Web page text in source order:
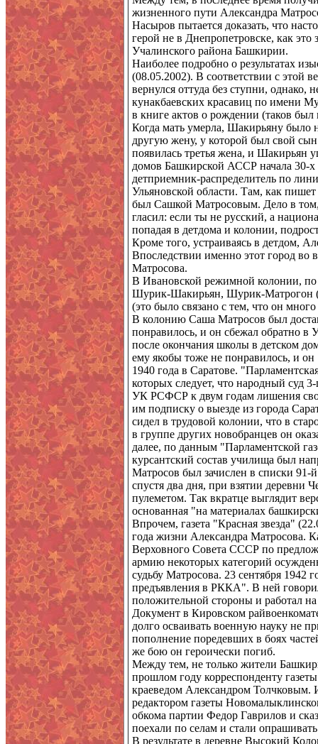
жизненного пути Александра
Насыров пытается доказать, что
герой не в Днепропетровске, как
Учалинского района Башкирии.
Наиболее подробно о результатах
(08.05.2002). В соответствии с этой
вернулся оттуда без ступни,
кунакбаевских красавиц по имени
в книге актов о рождении (таков
Когда мать умерла, Шакирьяну было
другую жену, у которой был свой
появилась третья жена, и Шакирьян
домов Башкирской АССР начала 30-
детприемник-распределитель по
Ульяновской области. Там, как
был Сашкой Матросовым. Дело в том,
гласил: если ты не русский, а
попадая в детдома и колонии,
Кроме того, устраиваясь в детдом,
Впоследствии именно этот город во
Матросова.
В Ивановской режимной колонии, по
Шурик-Шакирьян, Шурик-Матрогон
(это было связано с тем, что он
В колонию Саша Матросов был
понравилось, и он сбежал обратно в
после окончания школы в детском
ему якобы тоже не понравилось, и
1940 года в Саратове.
которых следует, что народный суд
УК РСФСР к двум годам лишения
им подписку о выезде из города
сидел в трудовой колонии, что в
в группе других новобранцев он
далее, по данным "Парламентской
курсантский состав училища был
Матросов был зачислен в списки
спустя два дня, при взятии деревни
пулеметом. Так вкратце выглядит
основанная "на материалах
Впрочем, газета "Красная звезда"
года жизни Александра Матросова.
Верховного Совета СССР по
армию некоторых категорий
судьбу Матросова. 23 сентября 1942
предъявления в РККА". В ней
положительной стороны и работал
Документ в Кировском
долго осваивать военную науку не
пополнение поредевших в боях
же бою он героически погиб.
Между тем, не только жители
прошлом году корреспонденту
краеведом Александром Толчковым.
редактором газеты
обкома партии Федор Гаврилов и
поехали по селам и стали
В результате в деревне Высокий